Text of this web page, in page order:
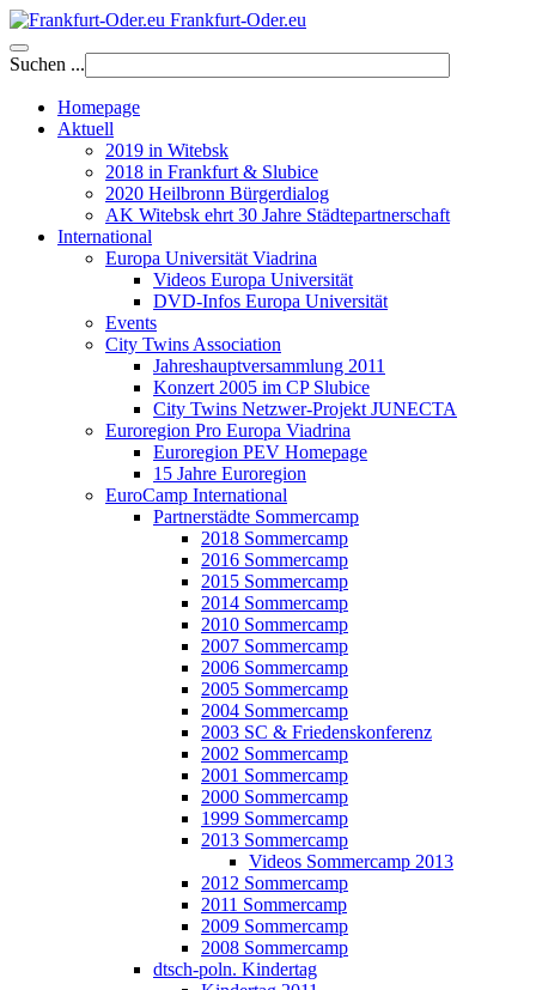
Frankfurt-Oder.eu
Suchen ...
Homepage
Aktuell
2019 in Witebsk
2018 in Frankfurt & Slubice
2020 Heilbronn Bürgerdialog
AK Witebsk ehrt 30 Jahre Städtepartnerschaft
International
Europa Universität Viadrina
Videos Europa Universität
DVD-Infos Europa Universität
Events
City Twins Association
Jahreshauptversammlung 2011
Konzert 2005 im CP Slubice
City Twins Netzwer-Projekt JUNECTA
Euroregion Pro Europa Viadrina
Euroregion PEV Homepage
15 Jahre Euroregion
EuroCamp International
Partnerstädte Sommercamp
2018 Sommercamp
2016 Sommercamp
2015 Sommercamp
2014 Sommercamp
2010 Sommercamp
2007 Sommercamp
2006 Sommercamp
2005 Sommercamp
2004 Sommercamp
2003 SC & Friedenskonferenz
2002 Sommercamp
2001 Sommercamp
2000 Sommercamp
1999 Sommercamp
2013 Sommercamp
Videos Sommercamp 2013
2012 Sommercamp
2011 Sommercamp
2009 Sommercamp
2008 Sommercamp
dtsch-poln. Kindertag